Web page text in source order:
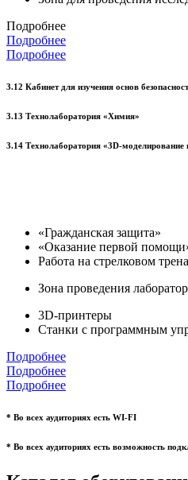
Подробнее
Подробнее
Подробнее
3.12 Кабинет для изучения основ
3.13 Технолаборатория «Химия»
3.14 Технолаборатория «3D-моделирование
«Гражданская защита»
«Оказание первой
Работа на стрелковом
Зона проведения
3D-принтеры
Станки с программным
Подробнее
Подробнее
Подробнее
* Во всех аудиториях есть WI-FI
* Во всех аудиториях есть возможность